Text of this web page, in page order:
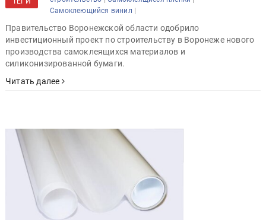
Самоклеющийся винил |
Правительство Воронежской области одобрило
инвестиционный проект по строительству в Воронеже нового
производства самоклеящихся материалов и
силиконизированной бумаги.
Читать далее